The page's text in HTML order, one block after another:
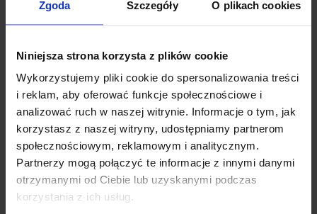
Zgoda Szczegóły O plikach cookies
Niniejsza strona korzysta z plików cookie
Wykorzystujemy pliki cookie do spersonalizowania treści
i reklam, aby oferować funkcje społecznościowe i
analizować ruch w naszej witrynie. Informacje o tym, jak
korzystasz z naszej witryny, udostępniamy partnerom
społecznościowym, reklamowym i analitycznym.
Partnerzy mogą połączyć te informacje z innymi danymi
otrzymanymi od Ciebie lub uzyskanymi podczas
korzystania z ich usług.
eventy i imprezy, ponieważ umożliwia szybkie, estetyczne i
DLACZEGO WARTO WYBRAĆ MINI SALAD BOX L
2?
Wybierając Mini Salad Box L 2
wygodę i wysoką jakość. Wszystkie sałatki powstają
wyłącznie z naturalnych składników – bez sztucznych
dodatków i konserwantów. Dzięki temu nie tylko doskonale
smakują, ale też dostarczają witamin i wartości odżywczych.
Co więcej, ich różnorodność sprawia, że każdy znajdzie coś
dla siebie – od miłośników owoców morza po fanów kuchni